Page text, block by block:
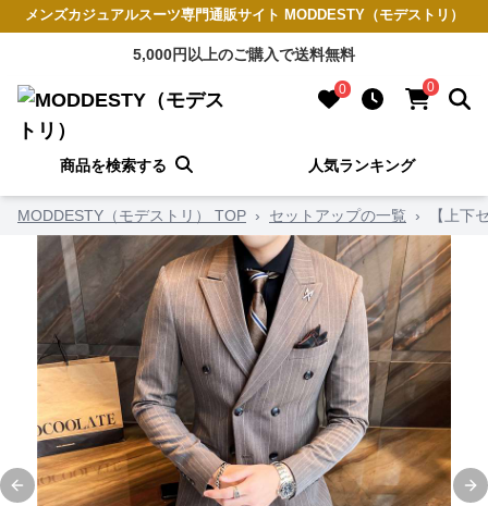
メンズカジュアルスーツ専門通販サイト MODDESTY（モデストリ）
5,000円以上のご購入で送料無料
0 0
商品を検索する 人気ランキング
MODDESTY（モデストリ） TOP › セットアップの一覧 › 【上下
Previous slide